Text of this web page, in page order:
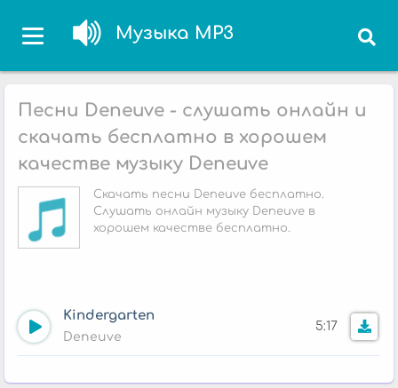
Музыка MP3
Песни Deneuve - слушать онлайн и
скачать бесплатно в хорошем
качестве музыку Deneuve
Скачать песни Deneuve бесплатно.
Слушать онлайн музыку Deneuve в
хорошем качестве бесплатно.
Kindergarten
Deneuve
5:17